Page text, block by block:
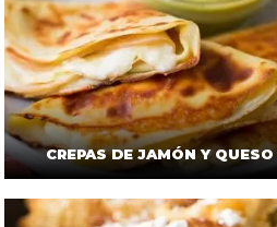
CREPAS DE JAMÓN Y QUESO